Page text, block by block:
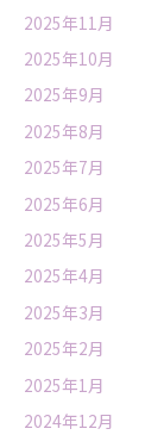
2025年11月
2025年10月
2025年9月
2025年8月
2025年7月
2025年6月
2025年5月
2025年4月
2025年3月
2025年2月
2025年1月
2024年12月